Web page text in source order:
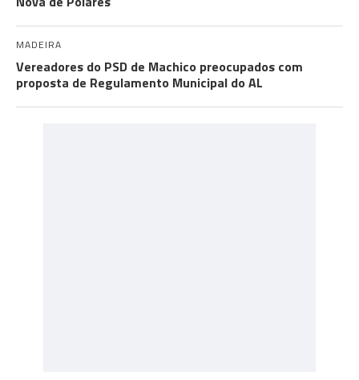
MADEIRA
Vereadores do PSD de Machico preocupados com
proposta de Regulamento Municipal do AL